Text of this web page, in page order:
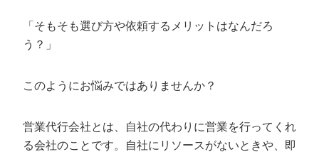
社内コンペ
定額制営業代行『カリトルくん』
営業改善特化の動画制作『動画でカリトルく
定額LINE運用代行『LINEマキトルくん』
拡散付1日密着動画制作『まるごと社長』
採用YouTubeチャンネル構築『トリトル』
お役立ち資料
道場TOP
広告運用
年収エージェント
会社概要・役員紹介
「そもそも選び方や依頼するメリットはなんだろ
う？」
このようにお悩みではありませんか？
営業代行会社とは、自社の代わりに営業を行ってくれ
る会社のことです。自社にリソースがないときや、即